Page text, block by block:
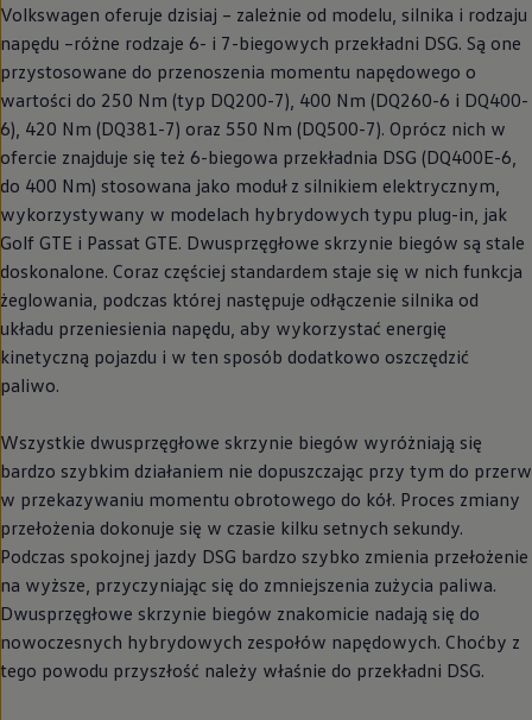
Volkswagen oferuje dzisiaj – zależnie od modelu, silnika i rodzaju
napędu –różne rodzaje 6- i 7-biegowych przekładni DSG. Są one
przystosowane do przenoszenia momentu napędowego o
wartości do 250 Nm (typ DQ200-7), 400 Nm (DQ260-6 i DQ400-
6), 420 Nm (DQ381-7) oraz 550 Nm (DQ500-7). Oprócz nich w
ofercie znajduje się też 6-biegowa przekładnia DSG (DQ400E-6,
do 400 Nm) stosowana jako moduł z silnikiem elektrycznym,
wykorzystywany w modelach hybrydowych typu plug-in, jak
Golf GTE i Passat GTE. Dwusprzęgłowe skrzynie biegów są stale
doskonalone. Coraz częściej standardem staje się w nich funkcja
żeglowania, podczas której następuje odłączenie silnika od
układu przeniesienia napędu, aby wykorzystać energię
kinetyczną pojazdu i w ten sposób dodatkowo oszczędzić
paliwo.
Wszystkie dwusprzęgłowe skrzynie biegów wyróżniają się
bardzo szybkim działaniem nie dopuszczając przy tym do przerw
w przekazywaniu momentu obrotowego do kół. Proces zmiany
przełożenia dokonuje się w czasie kilku setnych sekundy.
Podczas spokojnej jazdy DSG bardzo szybko zmienia przełożenie
na wyższe, przyczyniając się do zmniejszenia zużycia paliwa.
Dwusprzęgłowe skrzynie biegów znakomicie nadają się do
nowoczesnych hybrydowych zespołów napędowych. Choćby z
tego powodu przyszłość należy właśnie do przekładni DSG.